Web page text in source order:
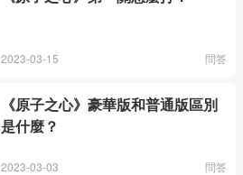
2023-03-15 問答
《原子之心》豪華版和普通版區別
是什麼？
2023-03-03 問答